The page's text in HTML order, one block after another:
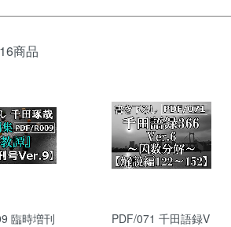
商品
臨時増刊
PDF/071 千田語録V